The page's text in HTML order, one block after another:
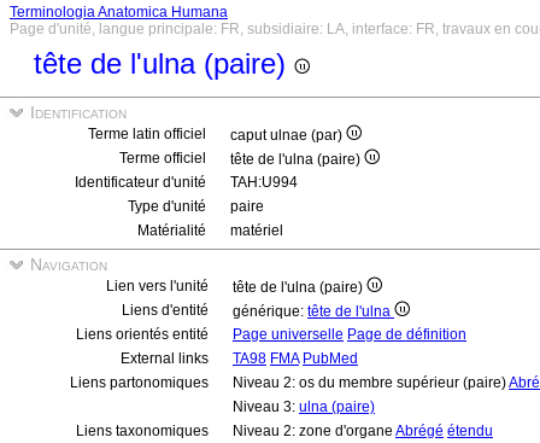
Terminologia Anatomica Humana
Page d'unité, langue principale: FR, subsidiaire: LA, interface: FR, travaux en
tête de l'ulna (paire)
Identification
Terme latin officiel
caput ulnae (par)
Terme officiel
tête de l'ulna (paire)
Identificateur d'unité
TAH:U994
Type d'unité
paire
Matérialité
matériel
Navigation
Lien vers l'unité
tête de l'ulna (paire)
Liens d'entité
générique: tête de l'ulna
Liens orientés entité
Page universelle Page de définition
External links
TA98 FMA PubMed
Liens partonomiques
Niveau 2: os du membre supérieur (paire)
Niveau 3: ulna (paire)
Liens taxonomiques
Niveau 2: zone d'organe Abrégé étendu